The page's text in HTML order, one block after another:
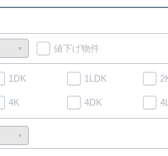
値下げ物件
1DK 1LDK
4K 4DK